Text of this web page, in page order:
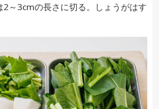
2～3cmの長さに切る。しょうがはす